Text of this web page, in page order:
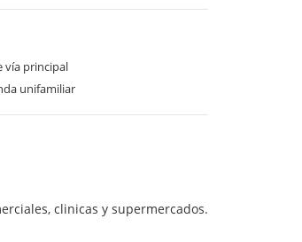
vía principal
unifamiliar
clinicas y supermercados.